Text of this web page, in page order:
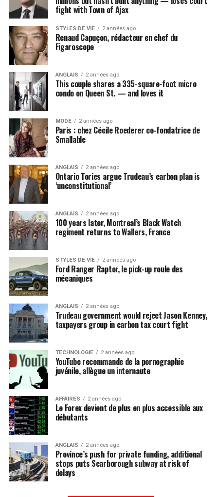
fight with Town of Ajax
STYLES DE VIE 2 années ago
Renaud Capuçon, rédacteur en chef du
Figaroscope
ANGLAIS 2 années ago
This couple shares a 335-square-foot micro
condo on Queen St. — and loves it
MODE 2 années ago
Paris : chez Cécile Roederer co-fondatrice de
Smallable
ANGLAIS 2 années ago
Ontario Tories argue Trudeau’s carbon plan is
‘unconstitutional’
ANGLAIS 2 années ago
100 years later, Montreal’s Black Watch
regiment returns to Wallers, France
STYLES DE VIE 2 années ago
Ford Ranger Raptor, le pick-up roule des
mécaniques
ANGLAIS 2 années ago
Trudeau government would reject Jason Kenney,
taxpayers group in carbon tax court fight
TECHNOLOGIE 2 années ago
YouTube recommande de la pornographie
juvénile, allègue un internaute
AFFAIRES 2 années ago
Le Forex devient de plus en plus accessible aux
débutants
ANGLAIS 2 années ago
Province’s push for private funding, additional
stops puts Scarborough subway at risk of
delays